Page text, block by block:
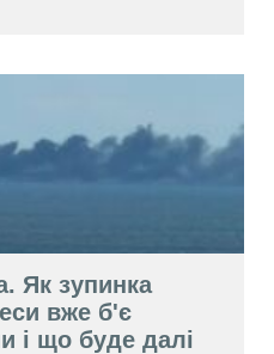
Як зупинка
вже б'є
і що буде далі